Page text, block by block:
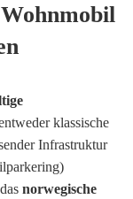
klassische
Infrastruktur
norwegische